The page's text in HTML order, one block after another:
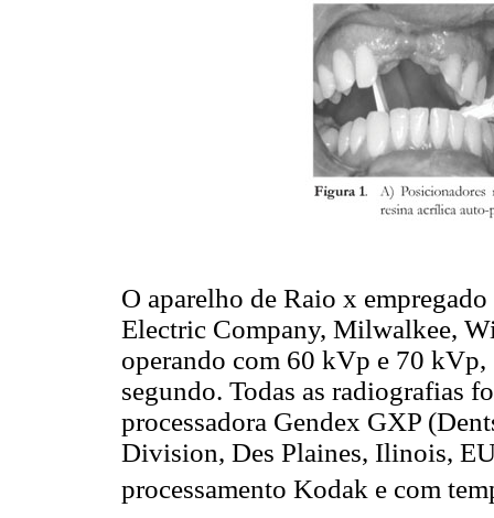
O aparelho de Raio x
Electric Company, Milwalkee,
operando com 60 kVp e 70
segundo. Todas as radiografias
processadora Gendex GXP
Division, Des Plaines, Ilinois,
processamento Kodak e com